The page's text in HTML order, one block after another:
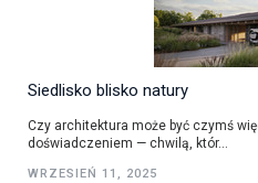
Siedlisko blisko natury
Czy architektura może być czymś
doświadczeniem — chwilą, któr...
WRZESIEŃ 11, 2025